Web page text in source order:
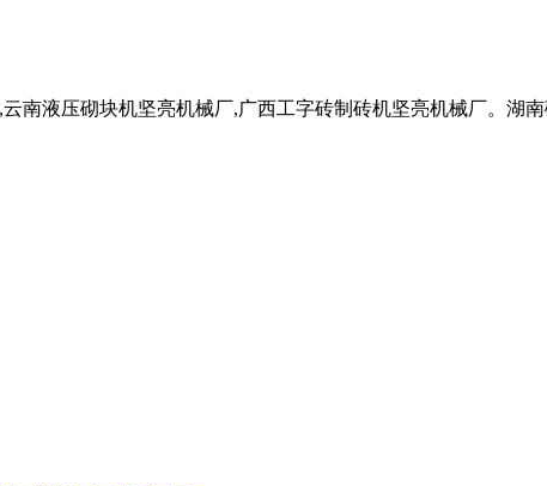
南液压砌块机坚亮机械厂,广西工字砖制砖机坚亮机械厂。湖